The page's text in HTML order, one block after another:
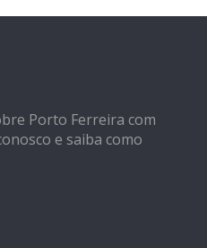
Porto Ferreira com
e saiba como